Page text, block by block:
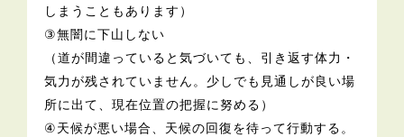
しまうこともあります）
③無闇に下山しない
（道が間違っていると気づいても、引き返す体力・
気力が残されていません。少しでも見通しが良い場
所に出て、現在位置の把握に努める）
④天候が悪い場合、天候の回復を待って行動する。